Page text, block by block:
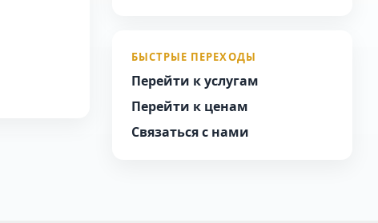
БЫСТРЫЕ ПЕРЕХОДЫ
Перейти к услугам
Перейти к ценам
Связаться с нами